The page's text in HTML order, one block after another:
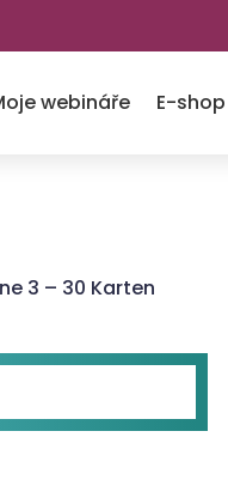
webináře E-shop
3 – 30 Karten